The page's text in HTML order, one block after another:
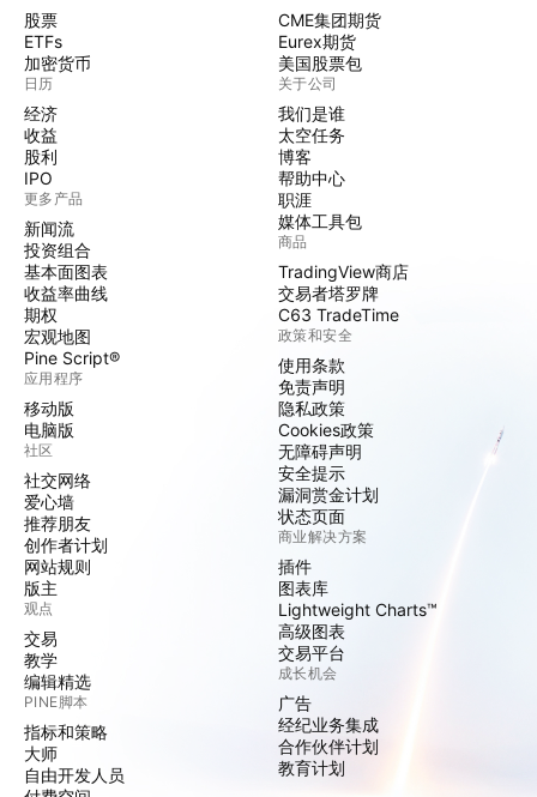
股票
ETFs
加密货币
日历
经济
收益
股利
IPO
更多产品
新闻流
投资组合
基本面图表
收益率曲线
期权
宏观地图
Pine Script®
应用程序
移动版
电脑版
社区
社交网络
爱心墙
推荐朋友
创作者计划
网站规则
版主
观点
交易
教学
编辑精选
PINE脚本
指标和策略
大师
自由开发人员
CME集团期货
Eurex期货
美国股票包
关于公司
我们是谁
太空任务
博客
帮助中心
职涯
媒体工具包
商品
TradingView商店
交易者塔罗牌
C63 TradeTime
政策和安全
使用条款
免责声明
隐私政策
Cookies政策
无障碍声明
安全提示
漏洞赏金计划
状态页面
商业解决方案
插件
图表库
Lightweight Charts™
高级图表
交易平台
成长机会
广告
经纪业务集成
合作伙伴计划
教育计划